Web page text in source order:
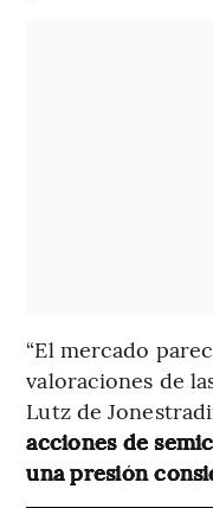
“El mercado
valoraciones de
Lutz de
acciones de
una presión